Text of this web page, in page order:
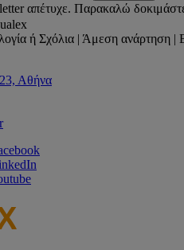
απέτυχε. Παρακαλώ
ή Σχόλια | Άμεση ανάρτηση
Αθήνα